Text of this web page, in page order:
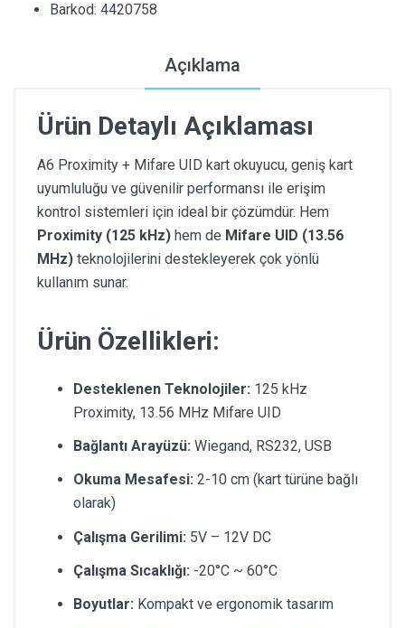
Barkod: 4420758
Açıklama
Ürün Detaylı Açıklaması
A6 Proximity + Mifare UID kart okuyucu, geniş kart
uyumluluğu ve güvenilir performansı ile erişim
kontrol sistemleri için ideal bir çözümdür. Hem
Proximity (125 kHz) hem de Mifare UID (13.56
MHz) teknolojilerini destekleyerek çok yönlü
kullanım sunar.
Ürün Özellikleri:
Desteklenen Teknolojiler: 125 kHz
Proximity, 13.56 MHz Mifare UID
Bağlantı Arayüzü: Wiegand, RS232, USB
Okuma Mesafesi: 2-10 cm (kart türüne bağlı
olarak)
Çalışma Gerilimi: 5V – 12V DC
Çalışma Sıcaklığı: -20°C ~ 60°C
Boyutlar: Kompakt ve ergonomik tasarım